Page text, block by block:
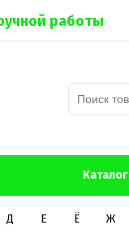
работы
Каталог
Д Е Ё Ж